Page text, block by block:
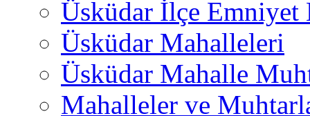
Üsküdar İlçe
Üsküdar Mahalleleri
Üsküdar Mahalle
Mahalleler ve